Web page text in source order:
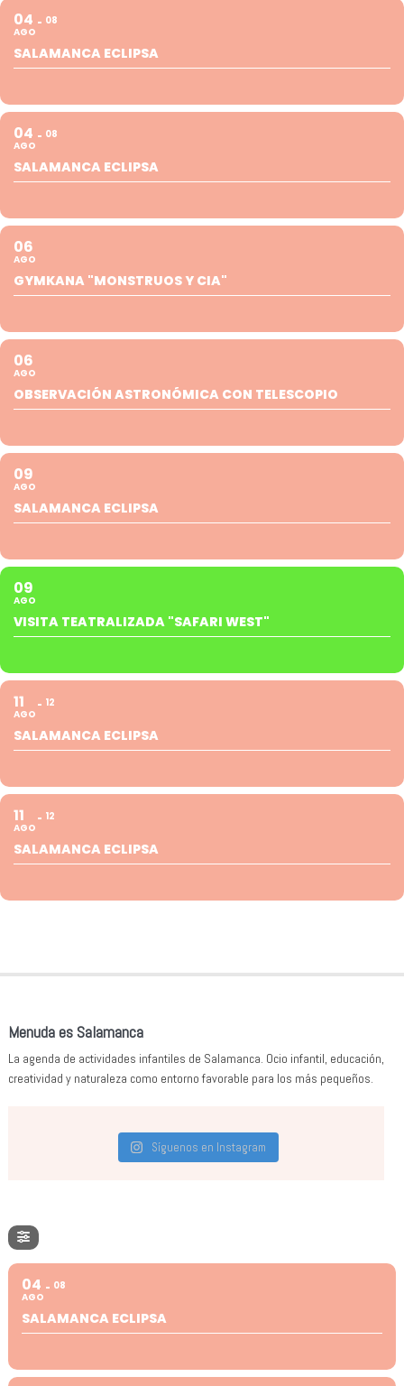
04
AGO
08
SALAMANCA ECLIPSA
04
AGO
08
SALAMANCA ECLIPSA
06
AGO
GYMKANA "MONSTRUOS Y CIA"
06
AGO
OBSERVACIÓN ASTRONÓMICA CON TELESCOPIO
09
AGO
SALAMANCA ECLIPSA
09
AGO
VISITA TEATRALIZADA "SAFARI WEST"
11
AGO
12
SALAMANCA ECLIPSA
11
AGO
12
SALAMANCA ECLIPSA
Menuda es Salamanca
La agenda de actividades infantiles de Salamanca. Ocio infantil, educación,
creatividad y naturaleza como entorno favorable para los más pequeños.
Síguenos en Instagram
04
AGO
08
SALAMANCA ECLIPSA